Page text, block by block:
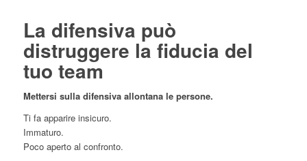
La difensiva può
distruggere la fiducia del
tuo team
Mettersi sulla difensiva allontana le persone.
Ti fa apparire insicuro.
Immaturo.
Poco aperto al confronto.